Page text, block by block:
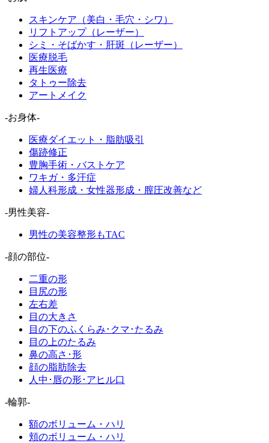
スキンケア（美白・毛穴・シワ）
リフトアップ（レーザー）
シミ・そばかす・肝斑（レーザー）
医療脱毛
再生医療
タトゥー除去
アートメイク
-お身体-
医療ダイエット・脂肪吸引
傷跡修正
豊胸手術・バストケア
ワキガ・多汗症
婦人科形成・女性器形成・膣圧改善など
-男性美容-
男性の美容整形もTAC
-顔の部位-
二重の形
目尻の形
左右差
目の大きさ
目の下のふくらみ･クマ･たるみ
目の上のたるみ
鼻の高さ･形
顔の脂肪除去
人中･唇の形･アヒル口
-輪郭-
額のボリューム・ハリ
頬のボリューム・ハリ